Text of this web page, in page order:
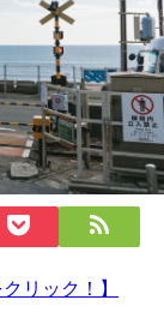
リック！】